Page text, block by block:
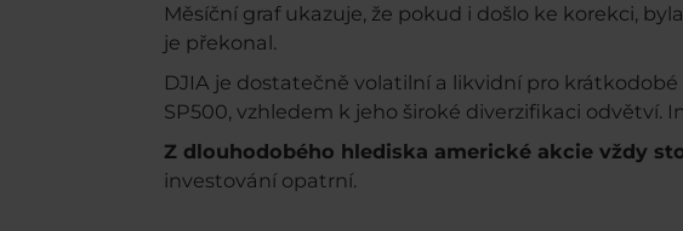
Měsíční graf ukazuje, že pokud i došlo ke korekci,
je překonal.
DJIA je dostatečně volatilní a likvidní pro
SP500, vzhledem k jeho široké diverzifikaci odvětví.
Z dlouhodobého hlediska americké akcie vždy
investování opatrní.